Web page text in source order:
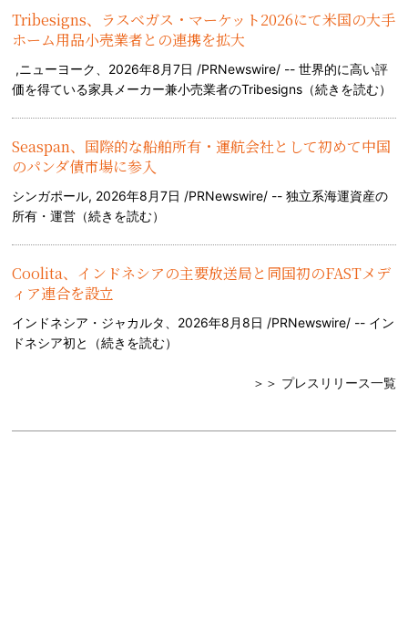
Tribesigns、ラスベガス・マーケット2026にて米国の大手
ホーム用品小売業者との連携を拡大
,ニューヨーク、2026年8月7日 /PRNewswire/ -- 世界的に高い評
価を得ている家具メーカー兼小売業者のTribesigns（続きを読む）
Seaspan、国際的な船舶所有・運航会社として初めて中国
のパンダ債市場に参入
シンガポール, 2026年8月7日 /PRNewswire/ -- 独立系海運資産の
所有・運営（続きを読む）
Coolita、インドネシアの主要放送局と同国初のFASTメデ
ィア連合を設立
インドネシア・ジャカルタ、2026年8月8日 /PRNewswire/ -- イン
ドネシア初と（続きを読む）
＞＞ プレスリリース一覧